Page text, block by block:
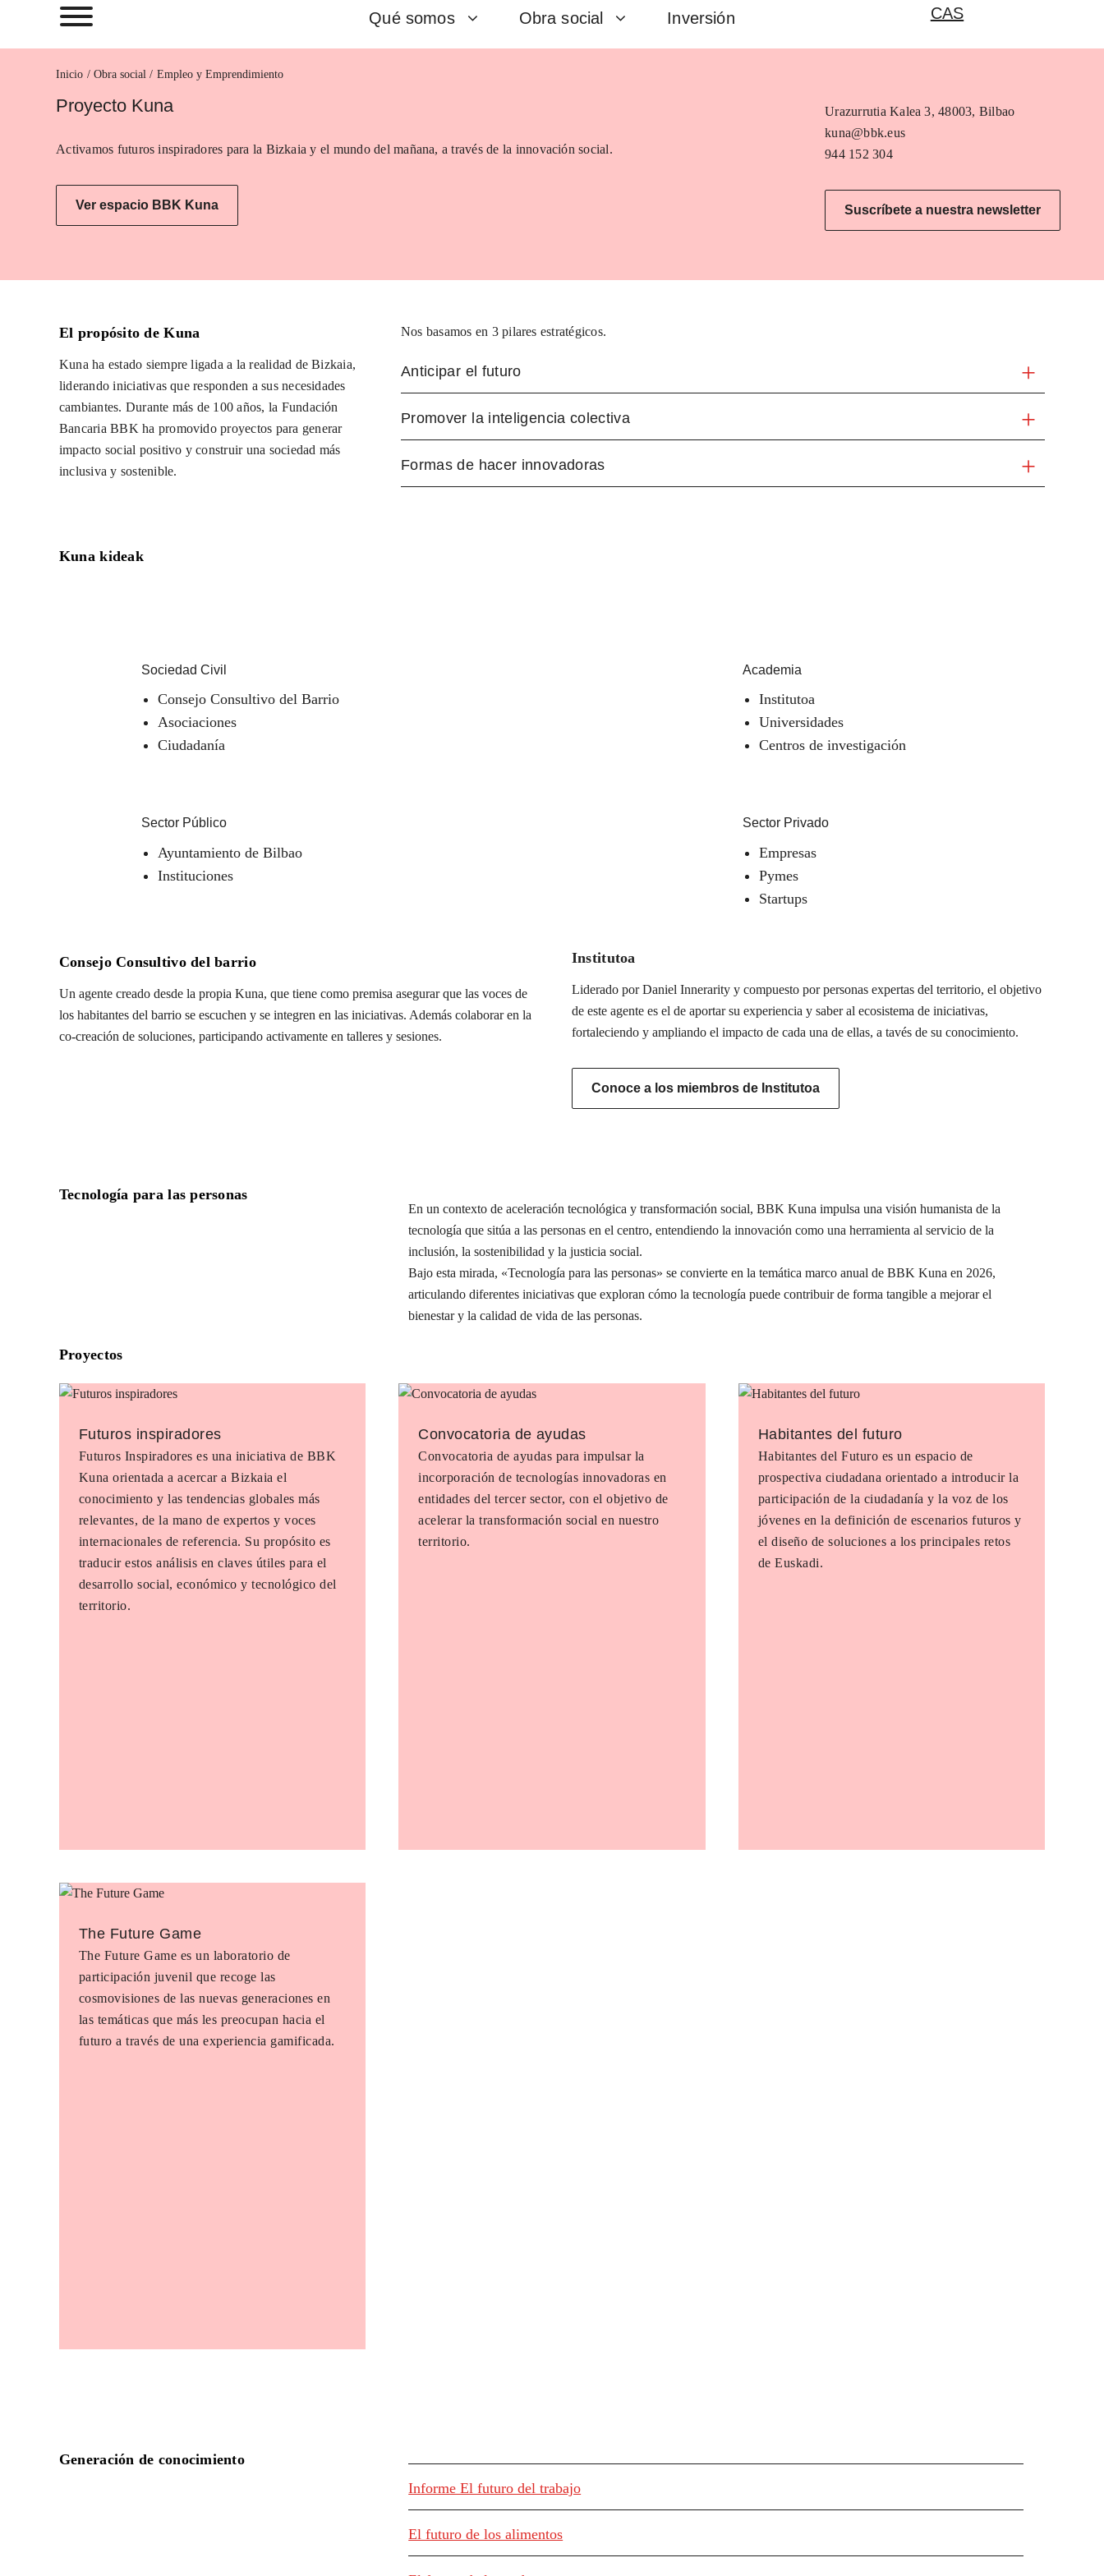
Qué somos Obra social Inversión CAS
Inicio Empleo y Emprendimiento
Proyecto Kuna
Activamos futuros inspiradores para la Bizkaia y el mundo del mañana, a través de la innovación social.
Ver espacio BBK Kuna
Urazurrutia Kalea 3, 48003, Bilbao
kuna@bbk.eus
944 152 304
Suscríbete a nuestra newsletter
El propósito de Kuna
Kuna ha estado siempre ligada a la realidad de Bizkaia,
liderando iniciativas que responden a sus necesidades
cambiantes. Durante más de 100 años, la Fundación
Bancaria BBK ha promovido proyectos para generar
impacto social positivo y construir una sociedad más
inclusiva y sostenible.
Nos basamos en 3 pilares estratégicos.
Anticipar el futuro
Promover la inteligencia colectiva
Formas de hacer innovadoras
Kuna kideak
Sociedad Civil
Consejo Consultivo del Barrio
Asociaciones
Ciudadanía
Sector Público
Ayuntamiento de Bilbao
Instituciones
Academia
Institutoa
Universidades
Centros de investigación
Sector Privado
Empresas
Pymes
Startups
Consejo Consultivo del barrio
Un agente creado desde la propia Kuna, que tiene como premisa asegurar que las voces de
los habitantes del barrio se escuchen y se integren en las iniciativas. Además colaborar en la
co-creación de soluciones, participando activamente en talleres y sesiones.
Institutoa
Liderado por Daniel Innerarity y compuesto por personas expertas del territorio, el objetivo
de este agente es el de aportar su experiencia y saber al ecosistema de iniciativas,
fortaleciendo y ampliando el impacto de cada una de ellas, a tavés de su conocimiento.
Conoce a los miembros de Institutoa
Tecnología para las personas
En un contexto de aceleración tecnológica y transformación social, BBK Kuna impulsa una visión humanista de la
tecnología que sitúa a las personas en el centro, entendiendo la innovación como una herramienta al servicio de la
inclusión, la sostenibilidad y la justicia social.
Bajo esta mirada, «Tecnología para las personas» se convierte en la temática marco anual de BBK Kuna en 2026,
articulando diferentes iniciativas que exploran cómo la tecnología puede contribuir de forma tangible a mejorar el
bienestar y la calidad de vida de las personas.
Proyectos
Futuros inspiradores
Futuros Inspiradores es una iniciativa de BBK
Kuna orientada a acercar a Bizkaia el
conocimiento y las tendencias globales más
relevantes, de la mano de expertos y voces
internacionales de referencia. Su propósito es
traducir estos análisis en claves útiles para el
desarrollo social, económico y tecnológico del
territorio.
Convocatoria de ayudas
Convocatoria de ayudas para impulsar la
incorporación de tecnologías innovadoras en
entidades del tercer sector, con el objetivo de
acelerar la transformación social en nuestro
territorio.
Habitantes del futuro
Habitantes del Futuro es un espacio de
prospectiva ciudadana orientado a introducir la
participación de la ciudadanía y la voz de los
jóvenes en la definición de escenarios futuros y
el diseño de soluciones a los principales retos
de Euskadi.
The Future Game
The Future Game es un laboratorio de
participación juvenil que recoge las
cosmovisiones de las nuevas generaciones en
las temáticas que más les preocupan hacia el
futuro a través de una experiencia gamificada.
Generación de conocimiento
Informe El futuro del trabajo
El futuro de los alimentos